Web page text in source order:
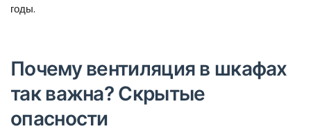
годы.
Почему вентиляция в шкафах
так важна? Скрытые
опасности